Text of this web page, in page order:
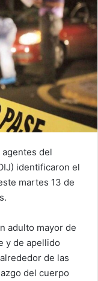
del
identificaron el
martes 13 de
adulto mayor de
y de apellido
de las
del cuerpo